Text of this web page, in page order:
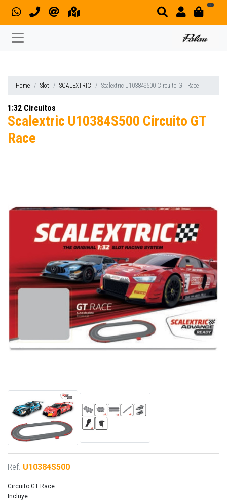
0
Home Slot SCALEXTRIC Scalextric U10384S500 Circuito GT Race
1:32 Circuitos
Scalextric U10384S500 Circuito GT
Race
Ref. U10384S500
Circuito GT Race
Incluye: